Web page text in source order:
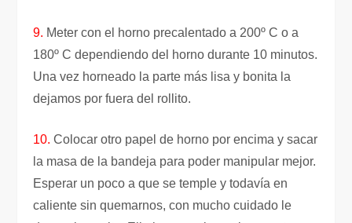
9. Meter con el horno precalentado a 200º C o a
180º C dependiendo del horno durante 10 minutos.
Una vez horneado la parte más lisa y bonita la
dejamos por fuera del rollito.
10. Colocar otro papel de horno por encima y sacar
la masa de la bandeja para poder manipular mejor.
Esperar un poco a que se temple y todavía en
caliente sin quemarnos, con mucho cuidado le